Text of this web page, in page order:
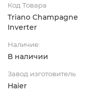
Код Товара
Triano Champagne
Inverter
Наличие:
В наличии
Завод изготовитель
Haier